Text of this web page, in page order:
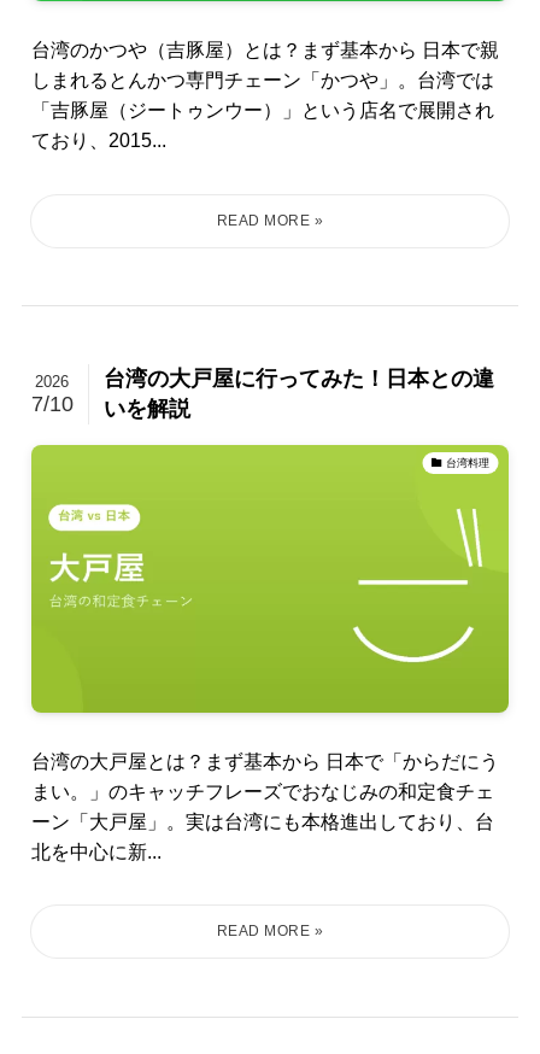
台湾のかつや（吉豚屋）とは？まず基本から 日本で親
しまれるとんかつ専門チェーン「かつや」。台湾では
「吉豚屋（ジートゥンウー）」という店名で展開され
ており、2015...
台湾の大戸屋に行ってみた！日本との違
いを解説
2026
7/10
台湾料理
台湾の大戸屋とは？まず基本から 日本で「からだにう
まい。」のキャッチフレーズでおなじみの和定食チェ
ーン「大戸屋」。実は台湾にも本格進出しており、台
北を中心に新...